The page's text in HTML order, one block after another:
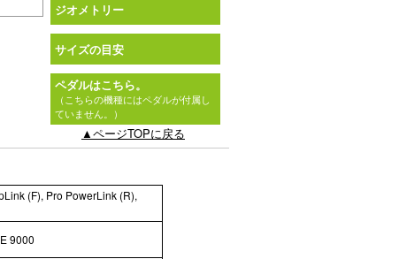
ジオメトリー
サイズの目安
ペダルはこちら。
（こちらの機種にはペダルが付属し
ていません。）
▲ページTOPに戻る
(F), Pro PowerLink (R),
9000